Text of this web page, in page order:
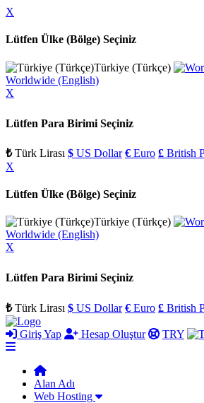
X
Lütfen Ülke (Bölge) Seçiniz
Türkiye (Türkçe)
Worldwide (English)
X
Lütfen Para Birimi Seçiniz
₺Türk Lirası $ US Dollar € Euro £ British
X
Lütfen Ülke (Bölge) Seçiniz
Türkiye (Türkçe)
Worldwide (English)
X
Lütfen Para Birimi Seçiniz
₺Türk Lirası $ US Dollar € Euro £ British
Giriş Yap Hesap Oluştur TRY
Alan Adı
Web Hosting